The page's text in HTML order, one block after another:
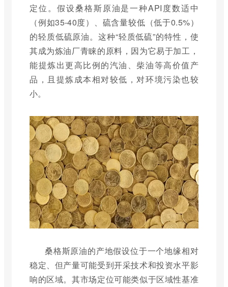
定位。假设桑格斯原油是一种API度数适中
（例如35-40度）、硫含量较低（低于0.5%）
的轻质低硫原油。这种“轻质低硫”的特性，使
其成为炼油厂青睐的原料，因为它易于加工，
能提炼出更高比例的汽油、柴油等高价值产
品，且提炼成本相对较低，对环境污染也较
小。
桑格斯原油的产地假设位于一个地缘相对
稳定、但产量可能受到开采技术和投资水平影
响的区域。其市场定位可能类似于区域性基准